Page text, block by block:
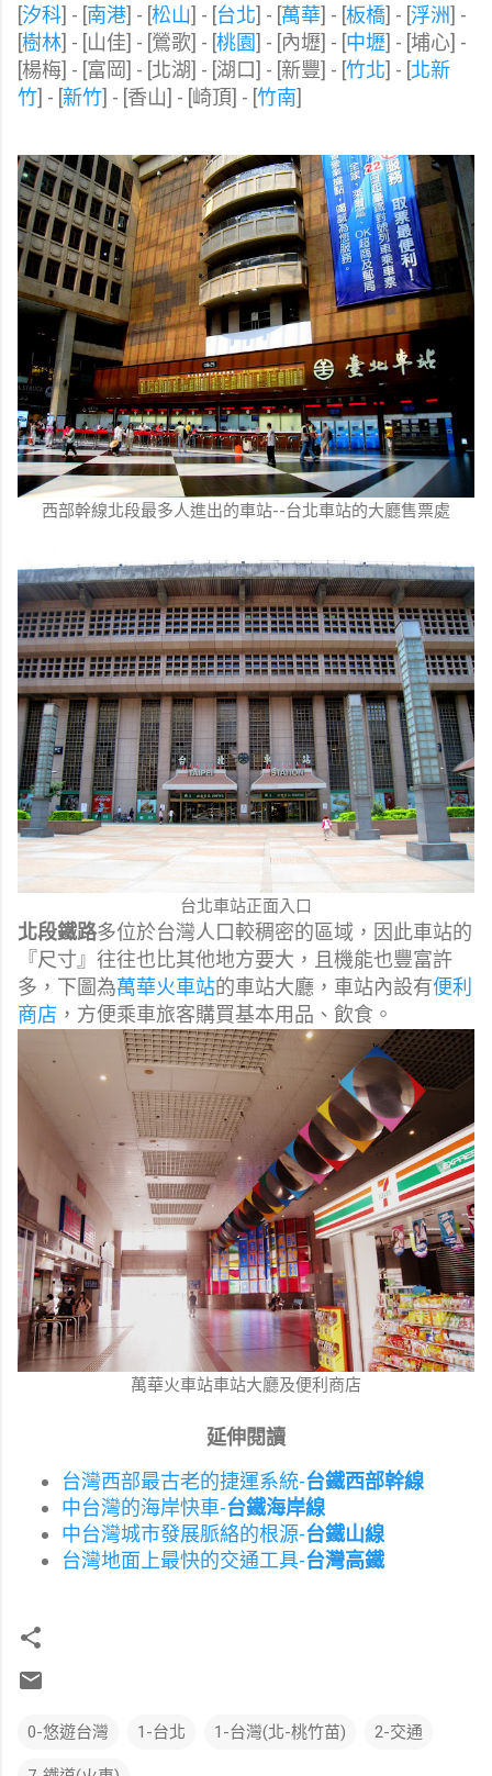
[汐科] - [南港] - [松山] - [台北] - [萬華] - [板橋] - [浮洲] -
[樹林] - [山佳] - [鶯歌] - [桃園] - [內壢] - [中壢] - [埔心] -
[楊梅] - [富岡] - [北湖] - [湖口] - [新豐] - [竹北] - [北新
竹] - [新竹] - [香山] - [崎頂] - [竹南]
西部幹線北段最多人進出的車站--台北車站的大廳售票處
台北車站正面入口
北段鐵路多位於台灣人口較稠密的區域，因此車站的
『尺寸』往往也比其他地方要大，且機能也豐富許
多，下圖為萬華火車站的車站大廳，車站內設有便利
商店 ，方便乘車旅客購買基本用品、飲食。
萬華火車站車站大廳及便利商店
延伸閱讀
台灣西部最古老的捷運系統-台鐵西部幹線
中台灣的海岸快車-台鐵海岸線
中台灣城市發展脈絡的根源-台鐵山線
台灣地面上最快的交通工具-台灣高鐵
0-悠遊台灣 1-台北 1-台灣(北-桃竹苗) 2-交通